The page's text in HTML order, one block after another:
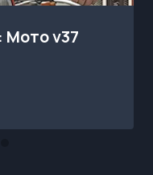
Мото v37